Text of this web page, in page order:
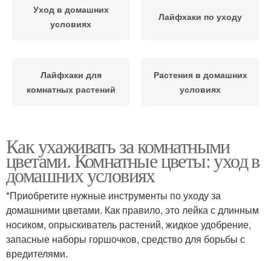
Уход в домашних
условиях
Лайфхаки по уходу
Лайфхаки для
комнатных растений
Растения в домашних
условиях
Как ухаживать за комнатными
цветами. Комнатные цветы: уход в
домашних условиях
*Приобретите нужные инструменты по уходу за
домашними цветами. Как правило, это лейка с длинным
носиком, опрыскиватель растений, жидкое удобрение,
запасные наборы горшочков, средство для борьбы с
вредителями.